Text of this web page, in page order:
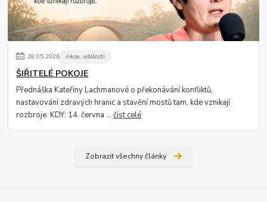
28.05.2026 Akce, události
ŠIŘITELÉ POKOJE
Přednáška Kateřiny Lachmanové o překonávání konfliktů,
nastavování zdravých hranic a stavění mostů tam, kde vznikají
rozbroje. KDY: 14. června ...číst celé
Zobrazit všechny články